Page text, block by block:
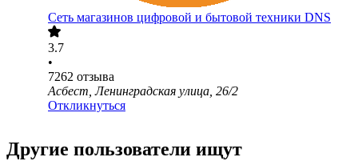
Сеть магазинов цифровой и бытовой техники DNS
3.7
•
7262 отзыва
Асбест, Ленинградская улица, 26/2
Откликнуться
Другие пользователи ищут